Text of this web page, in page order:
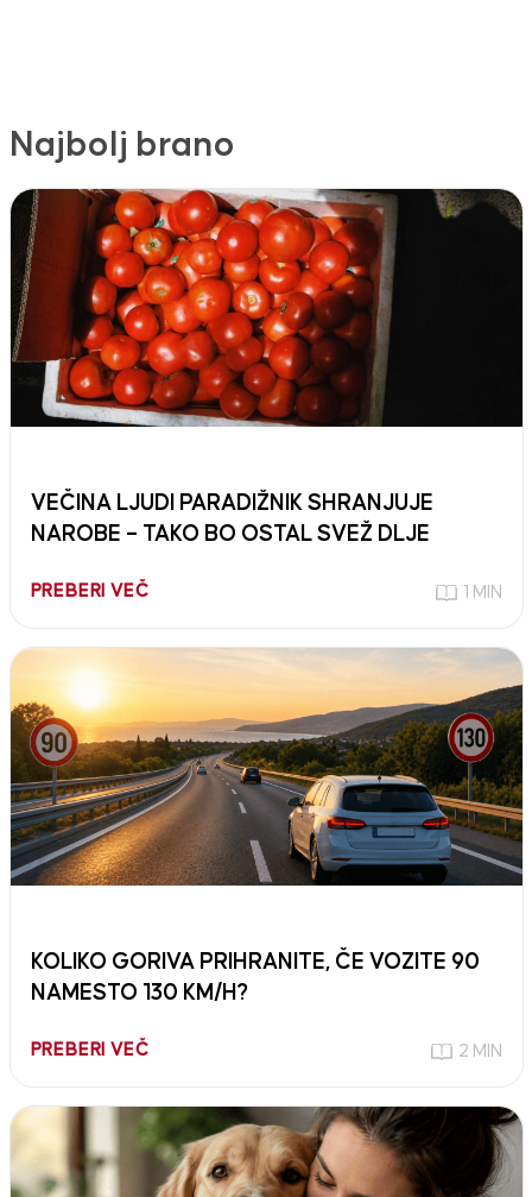
Najbolj brano
VEČINA LJUDI PARADIŽNIK SHRANJUJE
NAROBE – TAKO BO OSTAL SVEŽ DLJE
PREBERI VEČ 1 MIN
KOLIKO GORIVA PRIHRANITE, ČE VOZITE 90
NAMESTO 130 KM/H?
PREBERI VEČ 2 MIN